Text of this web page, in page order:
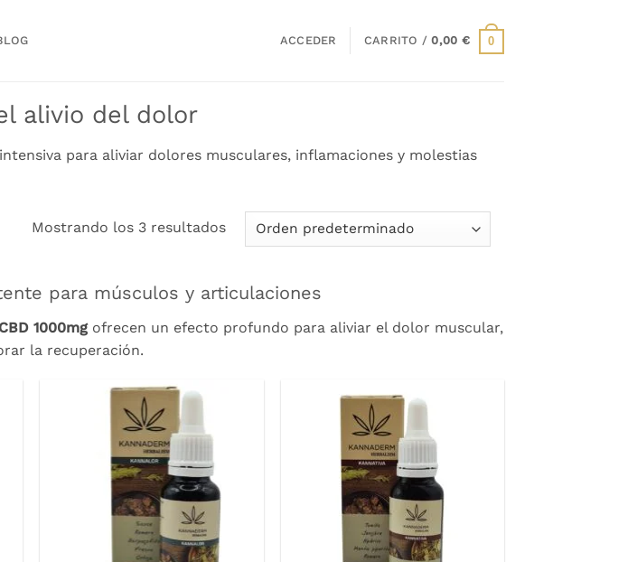
ACCEDER CARRITO /0,00 € 0
alivio del dolor
para aliviar dolores musculares, inflamaciones y molestias
Mostrando los 3 resultados
para músculos y articulaciones
CBD 1000mgofrecen un efecto profundo para aliviar el dolor muscular,
la recuperación.